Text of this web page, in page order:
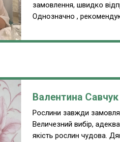
замовлення, швидко
Однозначно ,
Валентина Савчук
Рослини завжди
Величезний вибір,
якість рослин чудова.